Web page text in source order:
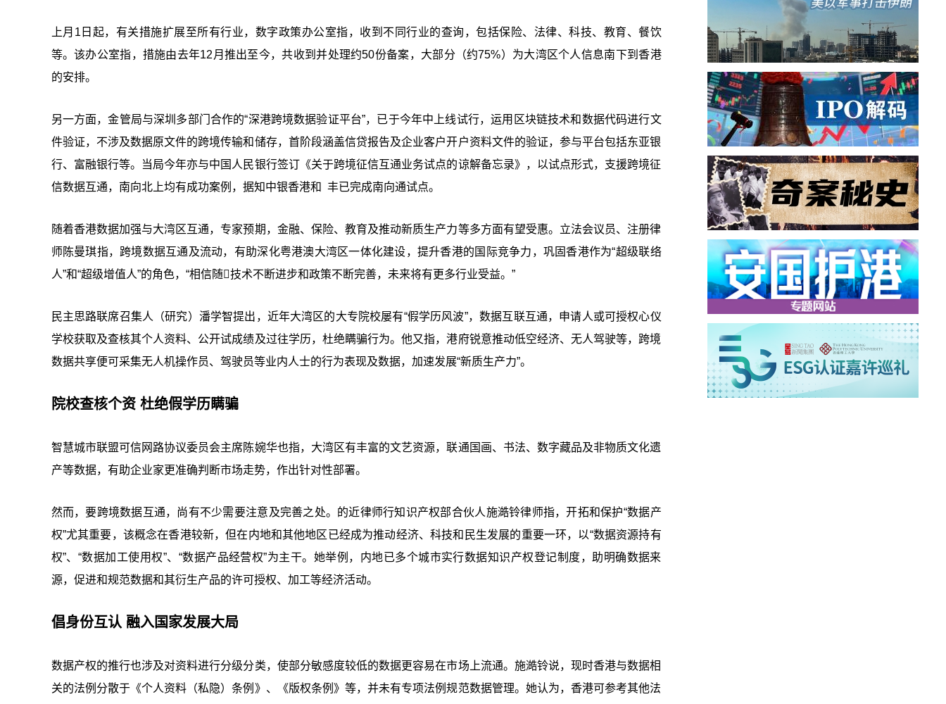
上月1日起，有关措施扩展至所有行业，数字政策办公室指，收到不同行业的查询，包括保险、法律、科技、教育、餐饮
等。该办公室指，措施由去年12月推出至今，共收到并处理约50份备案，大部分（约75%）为大湾区个人信息南下到香港
的安排。
另一方面，金管局与深圳多部门合作的“深港跨境数据验证平台”，已于今年中上线试行，运用区块链技术和数据代码进行文
件验证，不涉及数据原文件的跨境传输和储存，首阶段涵盖信贷报告及企业客户开户资料文件的验证，参与平台包括东亚银
行、富融银行等。当局今年亦与中国人民银行签订《关于跨境征信互通业务试点的谅解备忘录》，以试点形式，支援跨境征
信数据互通，南向北上均有成功案例，据知中银香港和 丰已完成南向通试点。
随着香港数据加强与大湾区互通，专家预期，金融、保险、教育及推动新质生产力等多方面有望受惠。立法会议员、注册律
师陈曼琪指，跨境数据互通及流动，有助深化粤港澳大湾区一体化建设，提升香港的国际竞争力，巩固香港作为“超级联络
人”和“超级增值人”的角色，“相信随技术不断进步和政策不断完善，未来将有更多行业受益。”
民主思路联席召集人（研究）潘学智提出，近年大湾区的大专院校屡有“假学历风波”，数据互联互通，申请人或可授权心仪
学校获取及查核其个人资料、公开试成绩及过往学历，杜绝瞒骗行为。他又指，港府锐意推动低空经济、无人驾驶等，跨境
数据共享便可采集无人机操作员、驾驶员等业内人士的行为表现及数据，加速发展“新质生产力”。
院校查核个资 杜绝假学历瞒骗
智慧城市联盟可信网路协议委员会主席陈婉华也指，大湾区有丰富的文艺资源，联通国画、书法、数字藏品及非物质文化遗
产等数据，有助企业家更准确判断市场走势，作出针对性部署。
然而，要跨境数据互通，尚有不少需要注意及完善之处。的近律师行知识产权部合伙人施澔铃律师指，开拓和保护“数据产
权”尤其重要，该概念在香港较新，但在内地和其他地区已经成为推动经济、科技和民生发展的重要一环，以“数据资源持有
权”、“数据加工使用权”、“数据产品经营权”为主干。她举例，内地已多个城市实行数据知识产权登记制度，助明确数据来
源，促进和规范数据和其衍生产品的许可授权、加工等经济活动。
倡身份互认 融入国家发展大局
数据产权的推行也涉及对资料进行分级分类，使部分敏感度较低的数据更容易在市场上流通。施澔铃说，现时香港与数据相
关的法例分散于《个人资料（私隐）条例》、《版权条例》等，并未有专项法例规范数据管理。她认为，香港可参考其他法